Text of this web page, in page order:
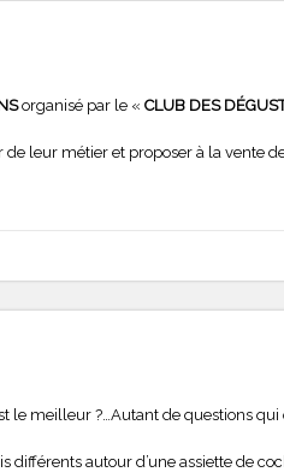
organisé par le « CLUB DES
leur métier et proposer à la vente
le meilleur ?…Autant de questions qui
différents autour d’une assiette de